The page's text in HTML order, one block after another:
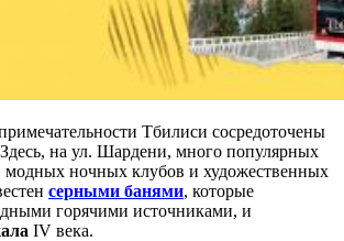
Тбилиси сосредоточены
на ул. Шардени, много популярных
модных ночных клубов и художественных
серными банями, которые
горячими источниками, и
IV века.